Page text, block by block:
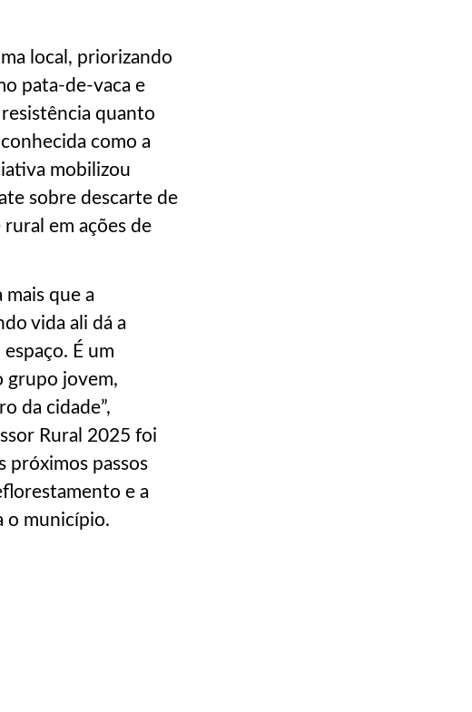
local, priorizando
pata-de-vaca e
quanto
como a
mobilizou
sobre descarte de
em ações de
que a
vida ali dá a
É um
grupo jovem,
da cidade”,
Rural 2025 foi
próximos passos
e a
o município.